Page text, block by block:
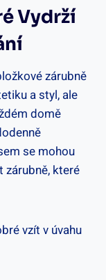
Vydrží
zárubně
a styl, ale
domě
se mohou
které
vzít v úvahu